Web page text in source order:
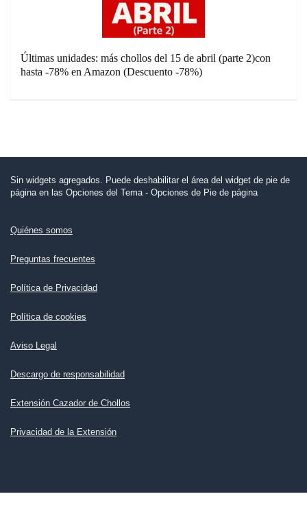
Últimas unidades: más chollos del 15 de abril (parte 2)con
hasta -78% en Amazon (Descuento -78%)
Sin widgets agregados. Puede deshabilitar el área del widget de pie de
página en las Opciones del Tema - Opciones de Pie de página
Quiénes somos
Preguntas frecuentes
Política de Privacidad
Política de cookies
Aviso Legal
Descargo de responsabilidad
Extensión Cazador de Chollos
Privacidad de la Extensión